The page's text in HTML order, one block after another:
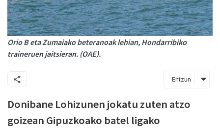
Orio B eta Zumaiako beteranoak lehian, Hondarribiko
traineruen jaitsieran. (OAE).
Entzun
Donibane Lohizunen jokatu zuten atzo
goizean Gipuzkoako batel ligako